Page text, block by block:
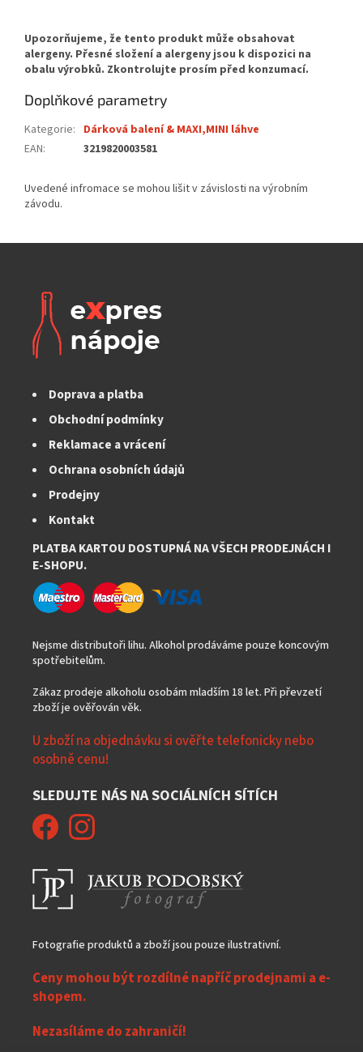
Doplňkové parametry
Kategorie: Dárková balení & MAXI,MINI láhve
EAN: 3219820003581
Doprava a platba
Obchodní podmínky
Reklamace a vrácení
Ochrana osobních údajů
Prodejny
Kontakt
PLATBA KARTOU DOSTUPNÁ NA VŠECH PRODEJNÁCH I
E-SHOPU.
Nejsme distributoři lihu. Alkohol prodáváme pouze koncovým
spotřebitelům.
Zákaz prodeje alkoholu osobám mladším 18 let. Při převzetí
zboží je ověřován věk.
U zboží na objednávku si ověřte telefonicky nebo
osobně cenu!
SLEDUJTE NÁS NA SOCIÁLNÍCH SÍTÍCH
Fotografie produktů a zboží jsou pouze ilustrativní.
Ceny mohou být rozdílné napříč prodejnami a e-
shopem.
Nezasíláme do zahraničí!